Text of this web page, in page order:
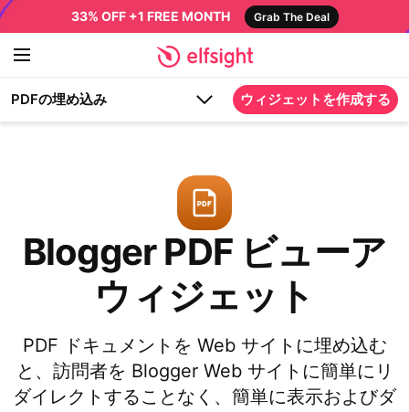
33% OFF +1 FREE MONTH Grab The Deal
PDFの埋め込み ウィジェットを作成する
Blogger PDF ビューア
ウィジェット
PDF ドキュメントを Web サイトに埋め込む
と、訪問者を Blogger Web サイトに簡単にリ
ダイレクトすることなく、簡単に表示およびダ